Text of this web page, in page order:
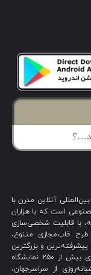
آنلاین مدرن با
است که با هزاران
با قابلیت شخصی‌سازی
قاب‌مجازی متنوع،
پیشرفته‌ترین و بزرگترین
گالری آنلاین در کل جهان می‌باشد، که باتجربهٔ برگزاری بیش از ۲۵۰ نمایشگاه
از سراسرجهان،